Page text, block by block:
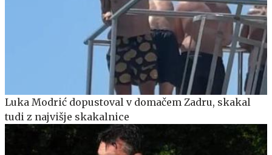
Luka Modrić dopustoval v domačem Zadru, skakal
tudi z najvišje skakalnice